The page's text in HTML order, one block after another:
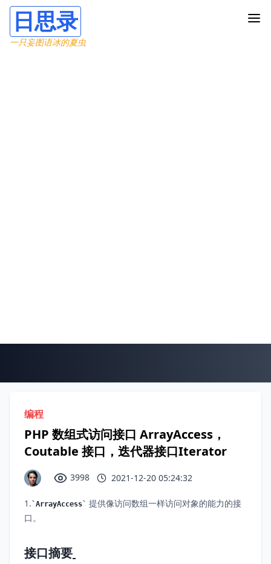
日思录
一只妄图语冰的夏虫
编程
PHP 数组式访问接口 ArrayAccess，
Coutable 接口，迭代器接口Iterator
3998 2021-12-20 05:24:32
1. ArrayAccess
提供像访问数组一样访问对象的能力的接
口。
接口摘要